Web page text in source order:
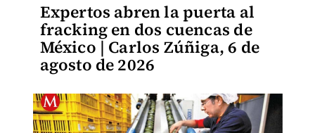
Expertos abren la puerta al
fracking en dos cuencas de
México | Carlos Zúñiga, 6 de
agosto de 2026